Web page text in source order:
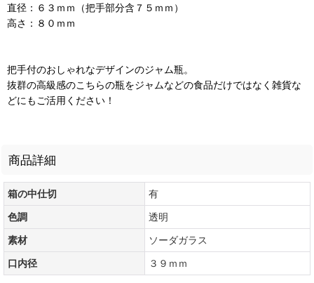
直径：６３ｍｍ（把手部分含７５ｍｍ）
高さ：８０ｍｍ
把手付のおしゃれなデザインのジャム瓶。
抜群の高級感のこちらの瓶をジャムなどの食品だけではなく雑貨な
どにもご活用ください！
商品詳細
箱の中仕切
有
色調
透明
素材
ソーダガラス
口内径
３９ｍｍ